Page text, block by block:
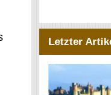
Letzter